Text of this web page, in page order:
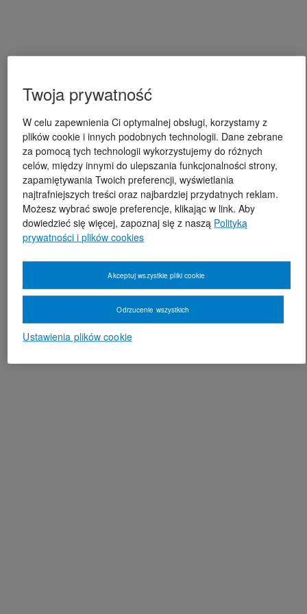
Twoja prywatność
W celu zapewnienia Ci optymalnej obsługi, korzystamy z
plików cookie i innych podobnych technologii. Dane zebrane
za pomocą tych technologii wykorzystujemy do różnych
celów, między innymi do ulepszania funkcjonalności strony,
zapamiętywania Twoich preferencji, wyświetlania
najtrafniejszych treści oraz najbardziej przydatnych reklam.
Możesz wybrać swoje preferencje, klikając w link. Aby
dowiedzieć się więcej, zapoznaj się z naszą Polityką
prywatności i plików cookies
Ustawienia plików cookie
Odrzucenie wszystkich
Akceptuj wszystkie pliki cookie